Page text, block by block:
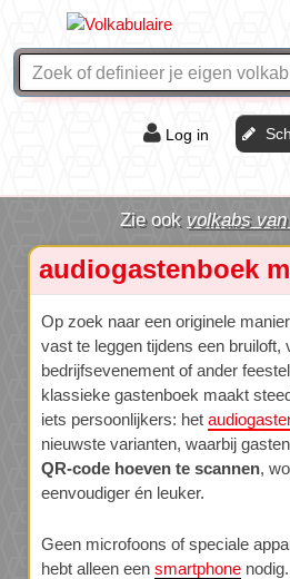
Log in
Vraag &
Webshop
volkabs
audiogastenboek
Op zoek naar een originele
vast te leggen tijdens een bruiloft,
bedrijfsevenement of ander
klassieke gastenboek maakt
iets persoonlijkers: het
nieuwste varianten, waarbij
QR-code hoeven te scannen,
eenvoudiger én leuker.
Geen microfoons of speciale
hebt alleen een smartphone